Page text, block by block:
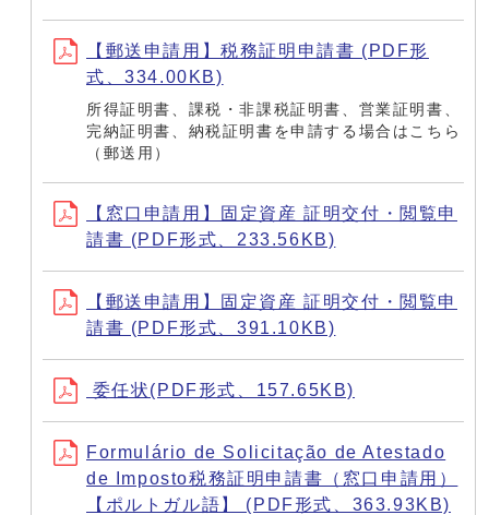
【郵送申請用】税務証明申請書 (PDF形
式、334.00KB)
所得証明書、課税・非課税証明書、営業証明書、
完納証明書、納税証明書を申請する場合はこちら
（郵送用）
【窓口申請用】固定資産 証明交付・閲覧申
請書 (PDF形式、233.56KB)
【郵送申請用】固定資産 証明交付・閲覧申
請書 (PDF形式、391.10KB)
委任状(PDF形式、157.65KB)
Formulário de Solicitação de Atestado
de Imposto税務証明申請書（窓口申請用）
【ポルトガル語】 (PDF形式、363.93KB)